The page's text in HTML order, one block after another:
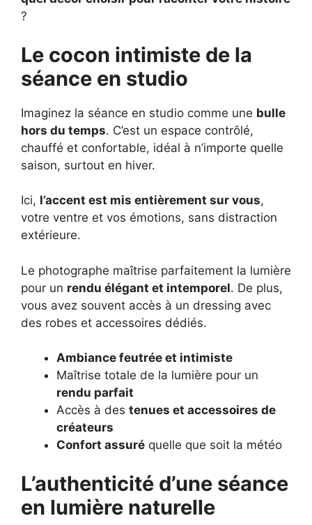
?
Le cocon intimiste de la
séance en studio
Imaginez la séance en studio comme une bulle
hors du temps. C’est un espace contrôlé,
chauffé et confortable, idéal à n’importe quelle
saison, surtout en hiver.
Ici, l’accent est mis entièrement sur vous,
votre ventre et vos émotions, sans distraction
extérieure.
Le photographe maîtrise parfaitement la lumière
pour un rendu élégant et intemporel. De plus,
vous avez souvent accès à un dressing avec
des robes et accessoires dédiés.
Ambiance feutrée et intimiste
Maîtrise totale de la lumière pour un
rendu parfait
Accès à des tenues et accessoires de
créateurs
Confort assuré quelle que soit la météo
L’authenticité d’une séance
en lumière naturelle